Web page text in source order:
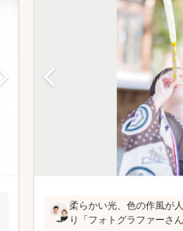
柔らかい光、色の作風が
り「フォトグラファーさ